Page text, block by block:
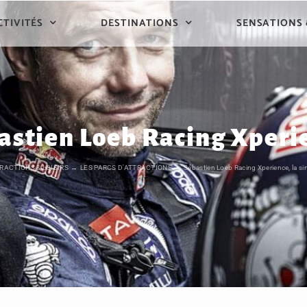
DESTINATIONS SENSATIONS
Loeb Racing
& LOISIRS LES PARCS D'ATTRACTIONS Sébastien Loeb Racing Xperience, la